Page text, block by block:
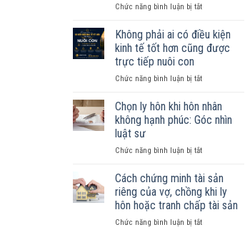
vợ
trong
trường
hợp
được
luật
công
hôn
thực
tế?
Chức năng bình luận bị tắtở
chung
như
vợ
không
ký
kết
hôn
tài
chia
như
nào?
Không phải ai có điều kiện
kinh tế tốt hơn cũng được
trực tiếp nuôi con
Chức năng bình luận bị tắtở
phải
ai
có
kiện
tế
tốt
hơn
cũng
được
Chọn ly hôn khi hôn nhân
không hạnh phúc: Góc nhìn
luật sư
Chức năng bình luận bị tắtở
ly
hôn
khi
hôn
nhân
Cách chứng minh tài sản
riêng của vợ, chồng khi ly
hôn hoặc tranh chấp tài sản
Chức năng bình luận bị tắtở